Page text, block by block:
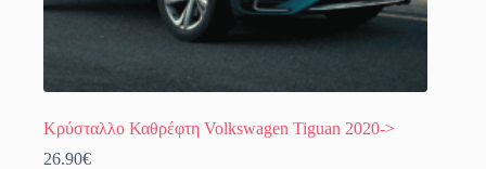
Κρύσταλλο Καθρέφτη Volkswagen Tiguan 2020->
26.90€